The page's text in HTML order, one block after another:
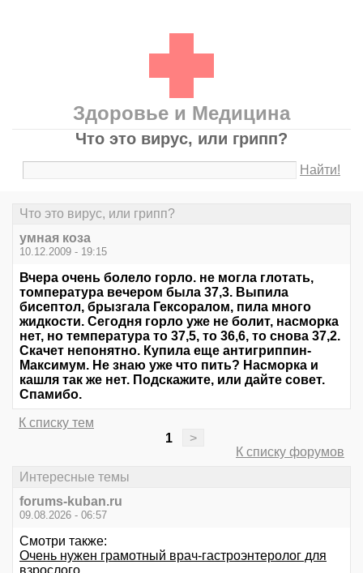
Здоровье и Медицина
Что это вирус, или грипп?
Найти!
Что это вирус, или грипп?
умная коза
10.12.2009 - 19:15
Вчера очень болело горло. не могла глотать,
томпература вечером была 37,3. Выпила
бисептол, брызгала Гексоралом, пила много
жидкости. Сегодня горло уже не болит, насморка
нет, но температура то 37,5, то 36,6, то снова 37,2.
Скачет непонятно. Купила еще антигриппин-
Максимум. Не знаю уже что пить? Насморка и
кашля так же нет. Подскажите, или дайте совет.
Спамибо.
К списку тем
1
>
К списку форумов
Интересные темы
forums-kuban.ru
09.08.2026 - 06:57
Смотри также:
Очень нужен грамотный врач-гастроэнтеролог для
взрослого